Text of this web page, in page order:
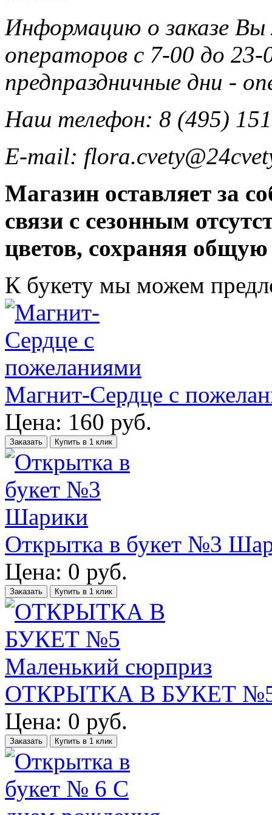
Информацию о заказе
операторов с 7-00 до 23-
предпраздничные дни -
Наш телефон: 8 (495)
E-mail:
Магазин оставляет за
связи с сезонным
цветов, сохраняя
К букету мы можем
Магнит-Сердце с
Цена: 160 руб.
Заказать Купить в 1 клик
Открытка в букет №3
Цена: 0 руб.
Заказать Купить в 1 клик
ОТКРЫТКА В БУКЕТ №5
Цена: 0 руб.
Заказать Купить в 1 клик